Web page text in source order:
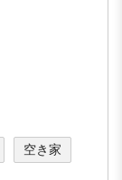
空き家